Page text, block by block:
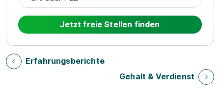
Jetzt freie Stellen finden
Erfahrungsberichte
Gehalt & Verdienst